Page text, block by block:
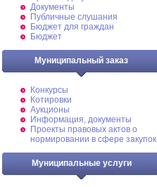
Документы
Публичные слушания
Бюджет для граждан
Бюджет
Муниципальный заказ
Конкурсы
Котировки
Аукционы
Информация, документы
Проекты правовых актов о
нормировании в сфере закупок
Муниципальные услуги